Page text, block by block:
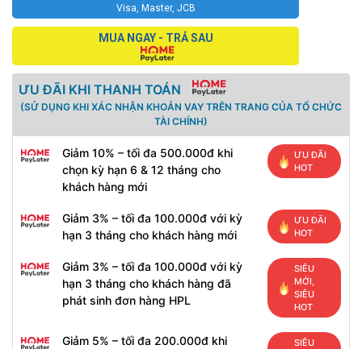
Visa, Master, JCB
MUA NGAY - TRẢ SAU
ƯU ĐÃI KHI THANH TOÁN
(SỬ DỤNG KHI XÁC NHẬN KHOẢN VAY TRÊN TRANG CỦA TỔ CHỨC
TÀI CHÍNH)
Giảm 10% – tối đa 500.000đ khi
chọn kỳ hạn 6 & 12 tháng cho
khách hàng mới
ƯU ĐÃI
HOT
Giảm 3% – tối đa 100.000đ với kỳ
hạn 3 tháng cho khách hàng mới
ƯU ĐÃI
HOT
Giảm 3% – tối đa 100.000đ với kỳ
hạn 3 tháng cho khách hàng đã
phát sinh đơn hàng HPL
SIÊU
MỚI,
SIÊU
HOT
Giảm 5% – tối đa 200.000đ khi
SIÊU